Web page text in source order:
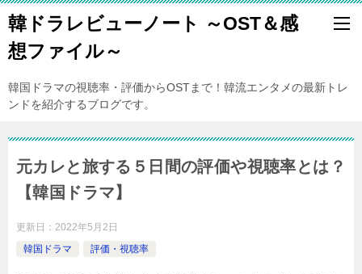
韓ドラレビューノート ～OST＆感
想ファイル～
韓国ドラマの視聴率・評価からOSTまで！韓流エンタメの最新トレ
ンドを紹介するブログです。
元カレと旅する５日間の評価や視聴率とは？
【韓国ドラマ】
更新日： 2022年5月2日
韓国ドラマ
評価・視聴率